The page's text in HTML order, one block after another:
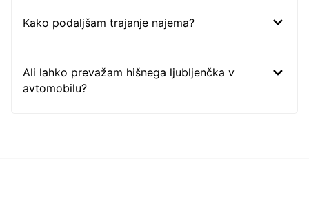
Kako podaljšam trajanje najema?
Ali lahko prevažam hišnega ljubljenčka v
avtomobilu?